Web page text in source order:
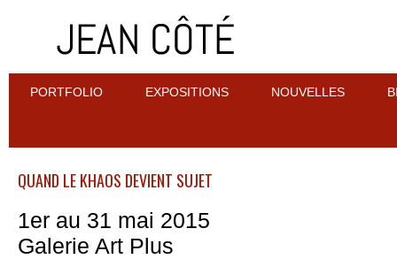
PORTFOLIO EXPOSITIONS NOUVELLES
QUAND LE KHAOS DEVIENT SUJET
1er au 31 mai 2015
Galerie Art Plus